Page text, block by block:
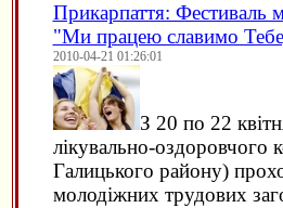
Прикарпаття: Фестиваль
"Ми працею славимо
2010-04-21 01:26:01
З 20 по 22
лікувально-оздоровчого
Галицького району)
молодіжних трудових